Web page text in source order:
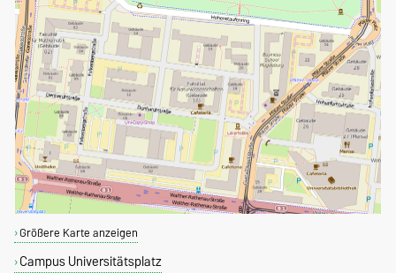
Größere Karte anzeigen
Campus Universitätsplatz